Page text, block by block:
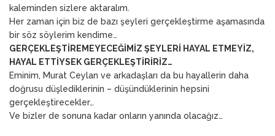
kaleminden sizlere aktaralım.
Her zaman için biz de bazı şeyleri gerçekleştirme aşamasında
bir söz söylerim kendime…
GERÇEKLEŞTİREMEYECEĞİMİZ ŞEYLERİ HAYAL ETMEYİZ,
HAYAL ETTİYSEK GERÇEKLEŞTİRİRİZ…
Eminim, Murat Ceylan ve arkadaşları da bu hayallerin daha
doğrusu düşlediklerinin – düşündüklerinin hepsini
gerçekleştirecekler…
Ve bizler de sonuna kadar onların yanında olacağız…